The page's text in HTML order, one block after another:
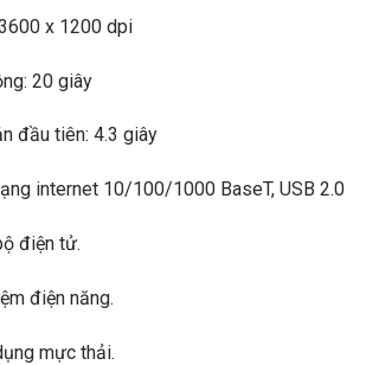
x 1200 dpi
20 giây
đầu tiên: 4.3 giây
internet 10/100/1000 BaseT, USB 2.0
điện tử.
điện năng.
mực thải.